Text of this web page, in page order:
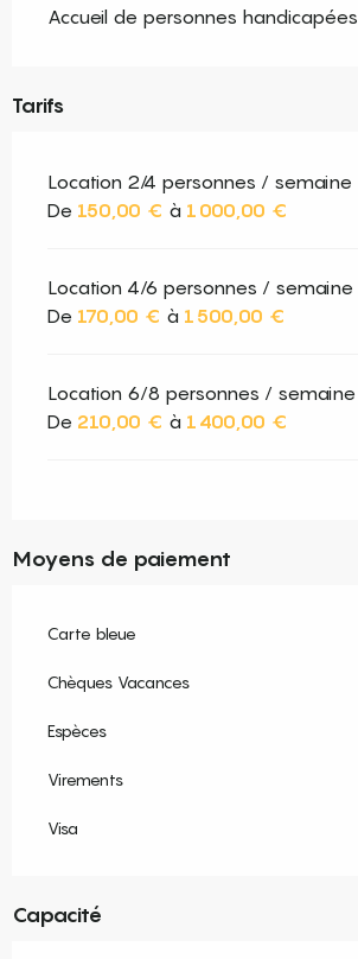
Accueil de personnes handicapées
Tarifs
Location 2/4 personnes / semaine
De 150,00 € à 1 000,00 €
Location 4/6 personnes / semaine
De 170,00 € à 1 500,00 €
Location 6/8 personnes / semaine
De 210,00 € à 1 400,00 €
Moyens de paiement
Carte bleue
Chèques Vacances
Espèces
Virements
Visa
Capacité